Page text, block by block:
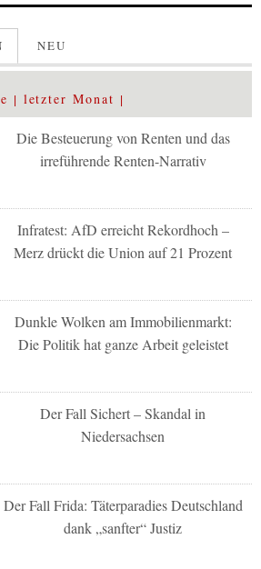
NEU
letzter Monat
Die Besteuerung von Renten und das
irreführende Renten-Narrativ
Infratest: AfD erreicht Rekordhoch –
Merz drückt die Union auf 21 Prozent
Dunkle Wolken am Immobilienmarkt:
Die Politik hat ganze Arbeit geleistet
Der Fall Sichert – Skandal in
Niedersachsen
Der Fall Frida: Täterparadies Deutschland
dank „sanfter“ Justiz